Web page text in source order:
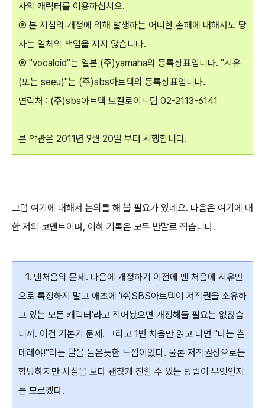
사의 캐릭터를 이용하십시오.
⑤ 본 지침의 개정에 의해 발생하는 어떠한 손해에 대해서도 당
사는 일체의 책임을 지지 않습니다.
⑥ "vocaloid"는 일본 (주)yamaha의 등록상표입니다. "시유
(또는 seeu)"는 (주)sbs아트텍의 등록상표입니다.
연락처 : (주)sbs아트텍 보컬로이드팀 02-2113-6141
본 약관은 2011년 9월 20일 부터 시행합니다.
그럼 여기에 대해서 논의를 해 볼 필요가 있네요. 다음은 여기에 대
한 저의 코멘트이며, 이하 기록은 모두 반말로 적습니다.
1. 맨처음의 문제. 다음에 개정하기 이전에 맨 처음에 시유만
으로 특정하지 말고 애초에 '㈜SBS아트텍이 저작권을 소유하
고 있는 모든 캐릭터'라고 적어놨으면 개정해둘 필요는 없잖습
니까. 이건 기본기 문제. 그리고 1번 처음만 읽고 나면 "나는 츤
데레야!"라는 말을 들은듯한 느낌이었다. 물론 저작권상으로는
합당하지만 사실을 보다 괜찮게 전할 수 있는 방법이 무엇인지
는 모르겠다.